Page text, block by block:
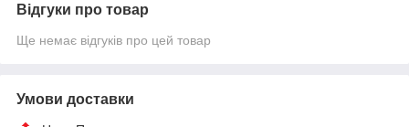
Відгуки про товар
Ще немає відгуків про цей товар
Умови доставки